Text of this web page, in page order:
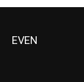
EVEN